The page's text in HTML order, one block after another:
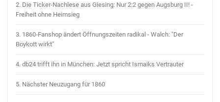
2. Die Ticker-Nachlese aus Giesing: Nur 2:2 gegen Augsburg II! -
Freiheit ohne Heimsieg
3. 1860-Fanshop ändert Öffnungszeiten radikal - Walch: "Der
Boykott wirkt"
4. db24 trifft ihn in München: Jetzt spricht Ismaiks Vertrauter
5. Nächster Neuzugang für 1860